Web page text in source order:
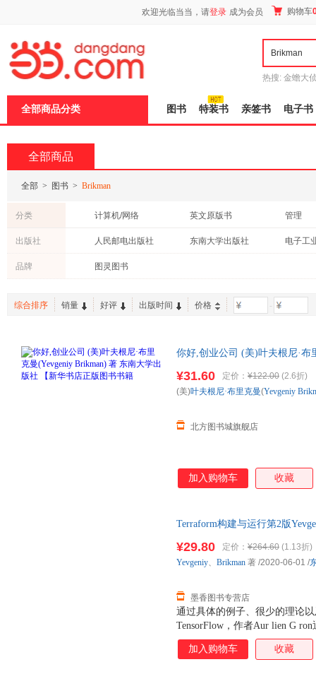
欢迎光临当当，请登录 成为会员 购物车
热搜: 金蟾大
全部商品分类 图书 特装书 亲签书 电子书
全部商品
全部 > 图书 > Brikman
分类 计算机/网络 英文原版书
管理
教材
成功/励志 法律
出版社 人民邮电出版社 东南大学出版社 电子工
品牌 图灵图书
综合排序 销量 好评 出版时间 价格 -
你好,创业公司 (美)叶夫根尼·布
85%城市次日送达
¥31.60 定价： ¥122.00 (2.6折)
北方图书城旗舰店
(美)叶夫根尼·布里克曼(Yevgeniy
加入购物车 收藏
Terraform构建与运行第2版
通过具体的例子、很少的理论以
TensorFlow，作者Aur lien G
的概念和工具。读者从中将会
深度神经网络。每章的练习有
¥29.80 定价： ¥264.60 (1.13折)
墨香图书专营店
Yevgeniy、 Brikman 著 /2020-06-01 /
加入购物车 收藏
页
加